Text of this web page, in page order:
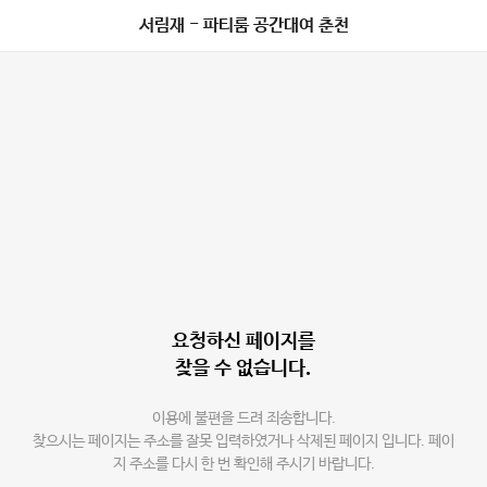
서림재 - 파티룸 공간대여 춘천
요청하신 페이지를
찾을 수 없습니다.
이용에 불편을 드려 죄송합니다.
찾으시는 페이지는 주소를 잘못 입력하였거나 삭제된 페이지 입니다. 페이
지 주소를 다시 한 번 확인해 주시기 바랍니다.